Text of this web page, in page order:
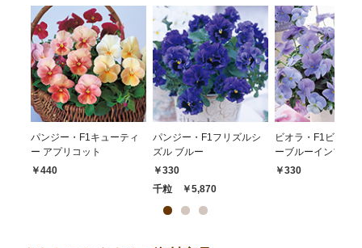
パンジー・F1キューティ
ー アプリコット
￥440
パンジー・F1フリズルシ
ズル ブルー
￥330
千粒 ￥5,870
ビオラ・F1ビビ ヘ
ーブルーインプ
￥330